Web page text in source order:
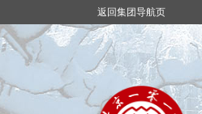
返回集团导航页